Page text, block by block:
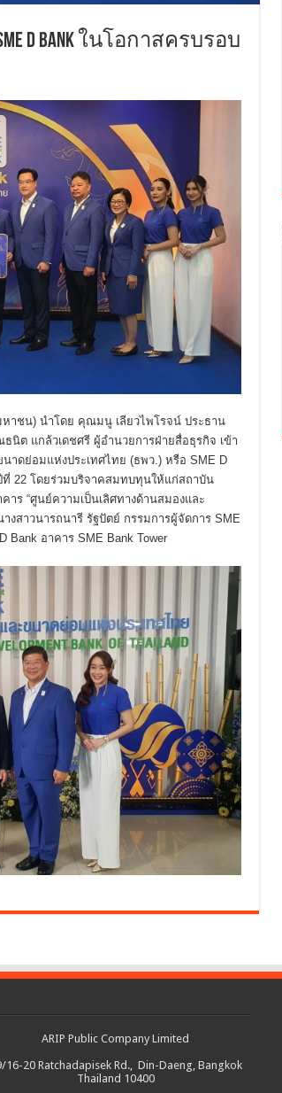
D Bank ในโอกาสครบรอบ
หาชน) นำโดย คุณมนู เลียวไพโรจน์ ประธาน
ต แกล้วเดชศรี ผู้อำนวยการฝ่ายสื่อธุรกิจ เข้า
ดย่อมแห่งประเทศไทย (ธพว.) หรือ SME D
22 โดยร่วมบริจาคสมทบทุนให้แก่สถาบัน
ร “ศูนย์ความเป็นเลิศทางด้านสมองและ
สาวนารถนารี รัฐปัตย์ กรรมการผู้จัดการ SME
อาคาร SME Bank Tower
ARIP Public Company Limited
16-20 Ratchadapisek Rd., Din-Daeng, Bangkok
Thailand 10400